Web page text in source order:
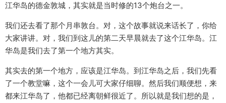
江华岛的德金敦城，其实就是当时修的13个炮台之一。
我们还去看了那个月串敦台。对，这个故事就说来话长了，你给
大家讲讲。对，我们到这儿的第二天早晨就去了这个江华岛。江
华岛是我们去了第一个地方其实。
其实去的第一个地方，应该是江华岛。到江华岛之后，我们先看
了一个教堂嘛，这个一会儿可大家仔细聊。然后我们顺便想，来
都来江华岛了，他都已经离朝鲜很近了。所以就是我们想的是，